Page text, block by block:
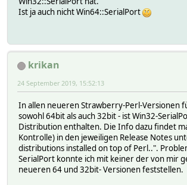
Ist ja auch nicht Win64::SerialPort
krikan
24 September 2019, 15:52:13
In allen neueren Strawberry-Perl-Versionen
sowohl 64bit als auch 32bit - ist Win32-
Distribution enthalten. Die Info dazu findet
Kontrolle) in den jeweiligen Release Notes
distributions installed on top of Perl..".
SerialPort konnte ich mit keiner der von mir
neueren 64 und 32bit- Versionen feststellen.